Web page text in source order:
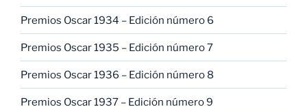
Premios Oscar 1934 – Edición número 6
Premios Oscar 1935 – Edición número 7
Premios Oscar 1936 – Edición número 8
Premios Oscar 1937 – Edición número 9